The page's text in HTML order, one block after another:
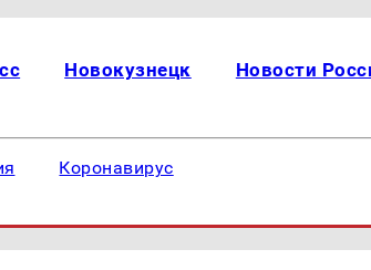
Новокузнецк Новости
Коронавирус